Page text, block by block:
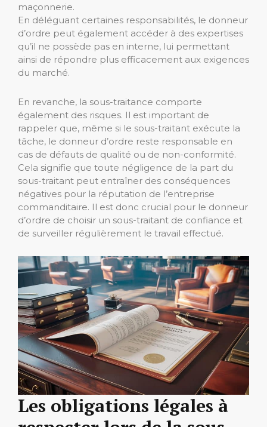
maçonnerie.
En déléguant certaines responsabilités, le donneur
d’ordre peut également accéder à des expertises
qu’il ne possède pas en interne, lui permettant
ainsi de répondre plus efficacement aux exigences
du marché.
En revanche, la sous-traitance comporte
également des risques. Il est important de
rappeler que, même si le sous-traitant exécute la
tâche, le donneur d’ordre reste responsable en
cas de défauts de qualité ou de non-conformité.
Cela signifie que toute négligence de la part du
sous-traitant peut entraîner des conséquences
négatives pour la réputation de l’entreprise
commanditaire. Il est donc crucial pour le donneur
d’ordre de choisir un sous-traitant de confiance et
de surveiller régulièrement le travail effectué.
Les obligations légales à